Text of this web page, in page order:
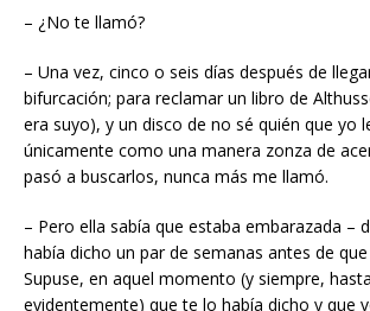
– ¿No te llamó?
– Una vez, cinco o seis días después de
bifurcación; para reclamar un libro de
era suyo), y un disco de no sé quién que yo
únicamente como una manera zonza de
pasó a buscarlos, nunca más me llamó.
– Pero ella sabía que estaba embarazada –
había dicho un par de semanas antes de
Supuse, en aquel momento (y siempre,
evidentemente) que te lo había dicho y que